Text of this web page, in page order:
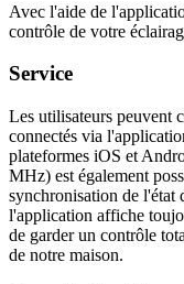
Avec l'aide de
contrôle de votre
Service
Les utilisateurs peuvent
connectés via
plateformes iOS et
MHz) est également
synchronisation de l'état
l'application affiche
de garder un contrôle
de notre maison.